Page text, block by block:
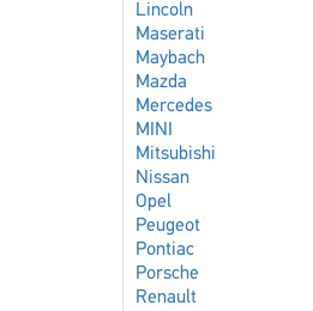
Lincoln
Maserati
Maybach
Mazda
Mercedes
MINI
Mitsubishi
Nissan
Opel
Peugeot
Pontiac
Porsche
Renault